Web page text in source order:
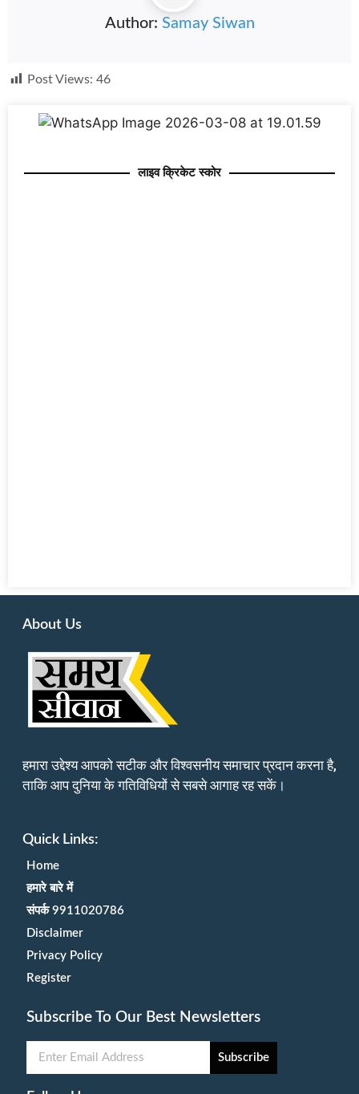
Author: Samay Siwan
Post Views: 46
लाइव क्रिकेट स्कोर
About Us
हमारा उद्देश्य आपको सटीक और विश्वसनीय समाचार प्रदान करना है,
ताकि आप दुनिया के गतिविधियों से सबसे आगाह रह सकें।
Quick Links:
Home
हमारे बारे में
संपर्क 9911020786
Disclaimer
Privacy Policy
Register
Subscribe To Our Best Newsletters
Subscribe